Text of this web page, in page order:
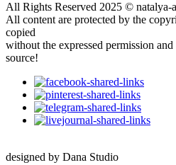
All Rights Reserved 2025 © natalya-
All content are protected by the
copied
without the expressed permission
source!
designed by Dana Studio